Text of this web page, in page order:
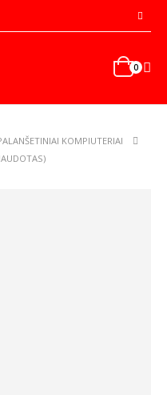
0
KOMPIUTERIAI